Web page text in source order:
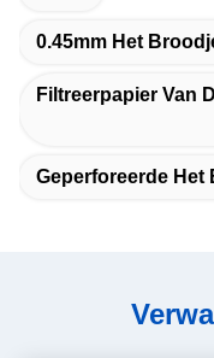
0.45mm Het
Filtreerpapier Van
Geperforeerde Het